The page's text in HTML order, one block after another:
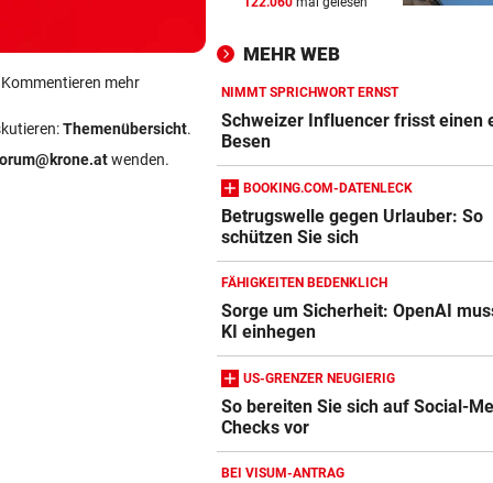
mehr
Themenübersicht.
wenden.
JEDE 5. IST GEFÄHRDET vor
Frauen die Pension
MIT DROGEN IM GEPÄCK
Mädchen (8) von E-Scooter-
Fahrer niedergerast
BEI FLUCHTVERSUCH vor
Polizisten von
mitgeschleift
MEHR WEB
NIMMT SPRICHWORT ERNST
Schweizer Influencer frisst einen
Besen
BOOKING.COM-DATENLECK
Betrugswelle gegen Urlauber: So
schützen Sie sich
FÄHIGKEITEN BEDENKLICH
Sorge um Sicherheit: OpenAI
KI einhegen
US-GRENZER NEUGIERIG
So bereiten Sie sich auf Social-
Checks vor
BEI VISUM-ANTRAG
Amazon-Kindle Vergleich
Apple-iPad Vergleich
ZUM VERGLEICH
Apple-iPhone Vergleich
ZUM VERGLEICH
Apple Macbook Vergleich